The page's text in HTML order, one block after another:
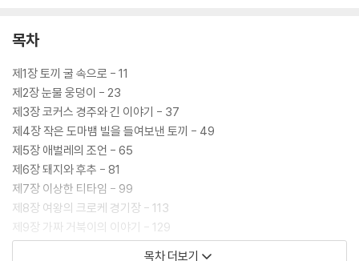
목차
제1장 토끼 굴 속으로 - 11
제2장 눈물 웅덩이 - 23
제3장 코커스 경주와 긴 이야기 - 37
제4장 작은 도마뱀 빌을 들여보낸 토끼 - 49
제5장 애벌레의 조언 - 65
제6장 돼지와 후추 - 81
제7장 이상한 티타임 - 99
제8장 여왕의 크로케 경기장 - 113
제9장 가짜 거북이의 이야기 - 129
제10장 바닷가재의 카드리유 - 145
목차 더보기